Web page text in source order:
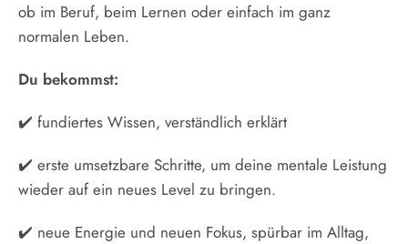
ob im Beruf, beim Lernen oder einfach im ganz
normalen Leben.
Du bekommst:
✔️ fundiertes Wissen, verständlich erklärt
✔️ erste umsetzbare Schritte, um deine mentale Leistung
wieder auf ein neues Level zu bringen.
✔️ neue Energie und neuen Fokus, spürbar im Alltag,